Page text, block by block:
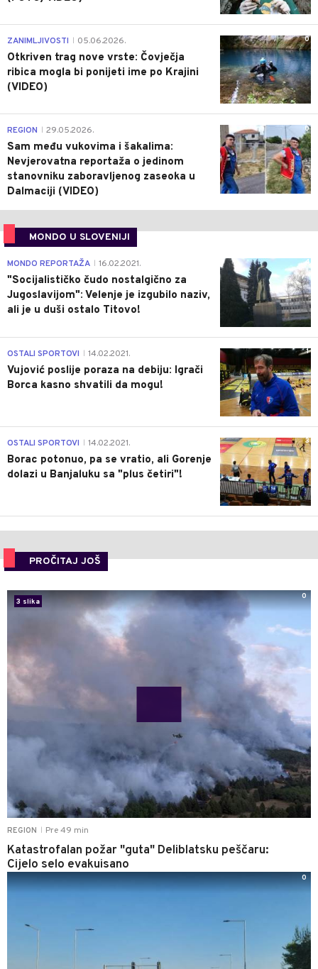
0
ZANIMLJIVOSTI 05.06.2026.
Otkriven trag nove vrste: Čovječja
ribica mogla bi ponijeti ime po Krajini
(VIDEO)
0
REGION 29.05.2026.
Sam među vukovima i šakalima:
Nevjerovatna reportaža o jedinom
stanovniku zaboravljenog zaseoka u
Dalmaciji (VIDEO)
MONDO U SLOVENIJI
4
MONDO REPORTAŽA 16.02.2021.
"Socijalističko čudo nostalgično za
Jugoslavijom": Velenje je izgubilo naziv,
ali je u duši ostalo Titovo!
1
OSTALI SPORTOVI 14.02.2021.
Vujović poslije poraza na debiju: Igrači
Borca kasno shvatili da mogu!
3
OSTALI SPORTOVI 14.02.2021.
Borac potonuo, pa se vratio, ali Gorenje
dolazi u Banjaluku sa "plus četiri"!
PROČITAJ JOŠ
REGION Pre 49 min
Katastrofalan požar "guta" Deliblatsku peščaru:
Cijelo selo evakuisano
3 slika
0
0